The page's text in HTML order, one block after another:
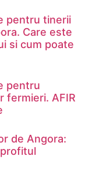
pentru tinerii
Care este
si cum poate
pentru
fermieri. AFIR
de Angora: